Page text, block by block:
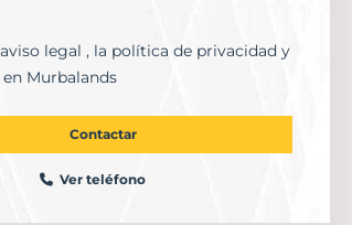
aviso legal , la política de privacidady
Murbalands
Contactar
Ver teléfono